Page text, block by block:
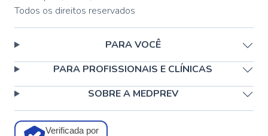
Todos os direitos reservados
PARA VOCÊ
PARA PROFISSIONAIS E CLÍNICAS
SOBRE A MEDPREV
Verificada por